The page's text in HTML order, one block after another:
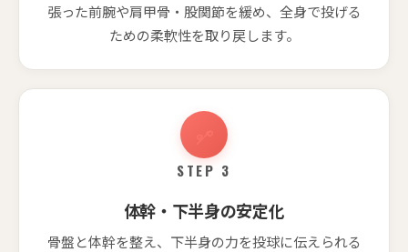
張った前腕や肩甲骨・股関節を緩め、全身で投げる
ための柔軟性を取り戻します。
STEP 3
体幹・下半身の安定化
骨盤と体幹を整え、下半身の力を投球に伝えられる